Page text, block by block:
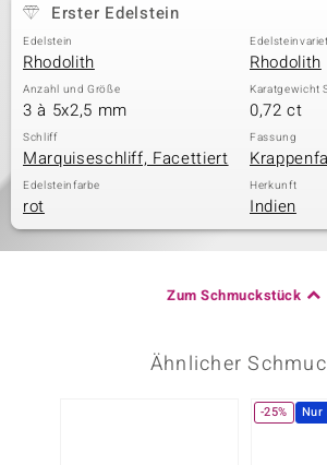
Erster Edelstein
Edelstein
Rhodolith Rhodolith
Anzahl und Größe
3 à 5x2,5 mm
Karatgewicht
0,72 ct
Schliff
Marquiseschliff, Facettiert
Fassung
Edelsteinfarbe
rot
Herkunft
Indien
Zum Schmuckstück
Ähnlicher
-25% Nur